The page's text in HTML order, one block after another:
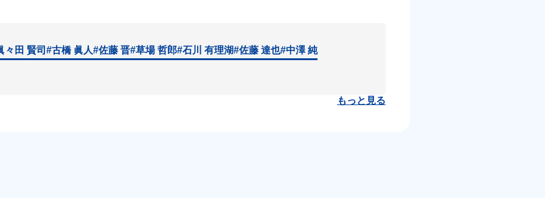
々田 賢司 #古橋 眞人#佐藤 晋#草場 哲郎#石川 有理湖#佐藤 達也#中澤 純
もっと見る